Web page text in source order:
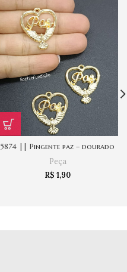
5874 || Pingente paz – dourado
Peça
R$ 1,90